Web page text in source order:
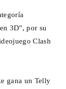
3D", por su
Clash
gana un Telly